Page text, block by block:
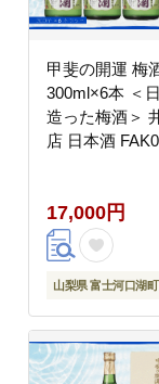
甲斐の開運 梅
300ml×6本 ＜
造った梅酒＞
店 日本酒
17,000円
山梨県 富士河口湖町